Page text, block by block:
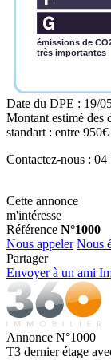
émissions de
très importantes
Date du DPE : 19/
Montant estimé des
standart : entre
Contactez-nous :
Cette annonce
m'intéresse
Référence N°1000
Nous appeler Nous
Partager
Envoyer à un ami
Annonce N°1000
T3 dernier étage